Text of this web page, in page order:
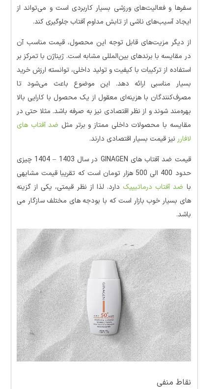
سفرها و فعالیت‌های ورزشی بسیار کاربردی است و می‌تواند از
ایجاد آسیب‌های ناشی از تابش مداوم آفتاب جلوگیری کند.
از دیگر مزیت‌های قابل توجه این محصول، قیمت مناسب آن
در مقایسه با برندهای بین‌المللی مشابه است. ژیناژن با تمرکز بر
استفاده از ترکیبات با کیفیت و تولید داخلی، توانسته ارزش خرید
بسیار مناسبی ارائه دهد. این موضوع باعث می‌شود تا
مصرف‌کنندگان با هزینه‌ای معقول از یک محصول با کارایی بالا
بهره‌مند شوند و از نظر اقتصادی نیز به صرفه باشد. مثلا حتی در
مقایسه با محصولات داخلی ممتاز و برتر مثل ضد آفتاب های
لافارر نیز قیمت بسیار اقتصادی دارند.
قیمت ضد آفتاب های GINAGEN در سال 1403 – 1404 چیزی
حدود 400 الی 500 هزار تومان است که تقریبا قیمت مشابهی
با ضد آفتاب درماتیپیک دارد. لذا از نظر قیمتی، یکی از گزینه
های بسیار خوب بازار است که با بودجه های مختلف سازگار می
باشد.
نقاط منفی